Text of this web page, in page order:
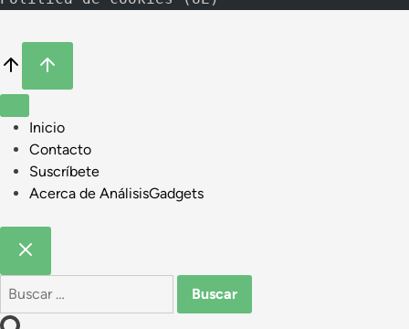
Inicio
Contacto
Suscríbete
Acerca de AnálisisGadgets
Buscar: